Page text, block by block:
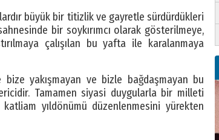
büyük bir titizlik ve gayretle sürdürdükleri
bir soykırımcı olarak gösterilmeye,
çalışılan bu yafta ile karalanmaya
yakışmayan ve bizle bağdaşmayan bu
Tamamen siyasi duygularla bir milleti
yıldönümü düzenlenmesini yürekten